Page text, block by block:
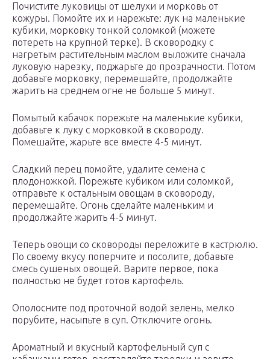
Почистите луковицы от шелухи и морковь от
кожуры. Помойте их и нарежьте: лук на маленькие
кубики, морковку тонкой соломкой (можете
потереть на крупной терке). В сковородку с
нагретым растительным маслом выложите сначала
луковую нарезку, поджарьте до прозрачности. Потом
добавьте морковку, перемешайте, продолжайте
жарить на среднем огне не больше 5 минут.
Помытый кабачок порежьте на маленькие кубики,
добавьте к луку с морковкой в сковороду.
Помешайте, жарьте все вместе 4-5 минут.
Сладкий перец помойте, удалите семена с
плодоножкой. Порежьте кубиком или соломкой,
отправьте к остальным овощам в сковороду,
перемешайте. Огонь сделайте маленьким и
продолжайте жарить 4-5 минут.
Теперь овощи со сковороды переложите в кастрюлю.
По своему вкусу поперчите и посолите, добавьте
смесь сушеных овощей. Варите первое, пока
полностью не будет готов картофель.
Ополосните под проточной водой зелень, мелко
порубите, насыпьте в суп. Отключите огонь.
Ароматный и вкусный картофельный суп с